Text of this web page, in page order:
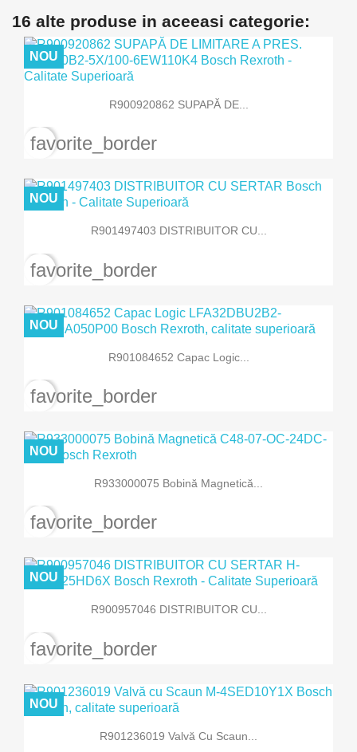
16 alte produse in aceeasi categorie:
R900920862 SUPAPĂ DE...
NOU
favorite_border
R901497403 DISTRIBUITOR CU...
NOU
favorite_border
R901084652 Capac Logic...
NOU
favorite_border
R933000075 Bobină Magnetică...
NOU
favorite_border
R900957046 DISTRIBUITOR CU...
NOU
favorite_border
R901236019 Valvă Cu Scaun...
NOU